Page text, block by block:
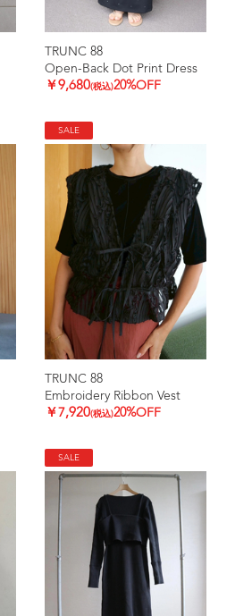
TRUNC 88
Open-Back Dot Print Dress
￥9,680(税込)20%OFF
SALE
TRUNC 88
Embroidery Ribbon Vest
￥7,920(税込)20%OFF
SALE